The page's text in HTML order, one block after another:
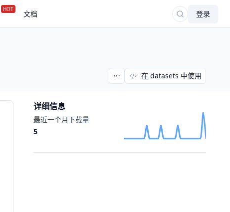
HOT 文档 登录
在 datasets 中使用
详细信息
最近一个月下载量
5